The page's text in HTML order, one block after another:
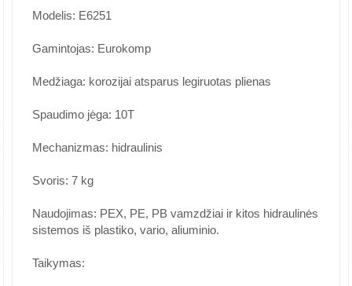
Modelis: E6251
Gamintojas: Eurokomp
Medžiaga: korozijai atsparus legiruotas plienas
Spaudimo jėga: 10T
Mechanizmas: hidraulinis
Svoris: 7 kg
Naudojimas: PEX, PE, PB vamzdžiai ir kitos hidraulinės
sistemos iš plastiko, vario, aliuminio.
Taikymas: